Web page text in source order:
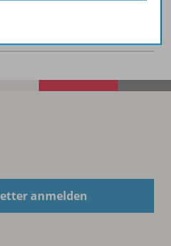
Service
anmelden